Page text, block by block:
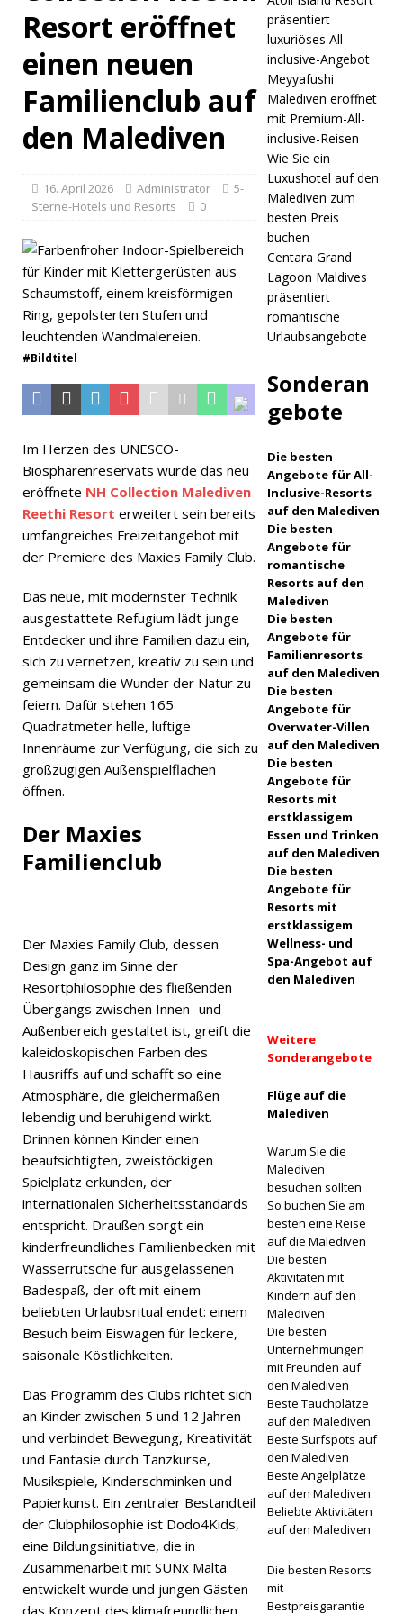
Fest ein
HOTELS
UND
[ 30. April
Das JW
Marriott
Atoll
Island
präsentier
t
luxuriöses
inclusive-
Angebot
5-
UND
Malediven
Premium-
All-
inclusive-
Reisen
RESORTS
[ 29. April
2026 ]
Wie Sie ein
l auf den
zum
besten
Preis
buchen
Resort eröffnet
einen neuen
Familienclub auf
den Malediven
16. April 2026 Administrator
5-
Sterne-Hotels und Resorts
0
#Bildtitel
Im Herzen des UNESCO-
Biosphärenreservats wurde das neu
eröffnete NH Collection Malediven
Reethi Resort erweitert sein bereits
umfangreiches Freizeitangebot mit
der Premiere des Maxies Family Club.
Das neue, mit modernster Technik
ausgestattete Refugium lädt junge
Entdecker und ihre Familien dazu ein,
sich zu vernetzen, kreativ zu sein und
gemeinsam die Wunder der Natur zu
feiern. Dafür stehen 165
Quadratmeter helle, luftige
Innenräume zur Verfügung, die sich zu
großzügigen Außenspielflächen
öffnen.
Der Maxies
Familienclub
Der Maxies Family Club, dessen
Design ganz im Sinne der
Resortphilosophie des fließenden
Übergangs zwischen Innen- und
Außenbereich gestaltet ist, greift die
kaleidoskopischen Farben des
Hausriffs auf und schafft so eine
Atmosphäre, die gleichermaßen
lebendig und beruhigend wirkt.
Drinnen können Kinder einen
beaufsichtigten, zweistöckigen
Spielplatz erkunden, der
internationalen Sicherheitsstandards
entspricht. Draußen sorgt ein
kinderfreundliches Familienbecken mit
Wasserrutsche für ausgelassenen
Badespaß, der oft mit einem
beliebten Urlaubsritual endet: einem
Besuch beim Eiswagen für leckere,
saisonale Köstlichkeiten.
Das Programm des Clubs richtet sich
an Kinder zwischen 5 und 12 Jahren
und verbindet Bewegung, Kreativität
und Fantasie durch Tanzkurse,
Musikspiele, Kinderschminken und
Papierkunst. Ein zentraler Bestandteil
der Clubphilosophie ist Dodo4Kids,
eine Bildungsinitiative, die in
Zusammenarbeit mit SUNx Malta
entwickelt wurde und jungen Gästen
das Konzept des klimafreundlichen
präsentiert
luxuriöses All-
inclusive-Angebot
Meyyafushi
Malediven eröffnet
mit Premium-All-
inclusive-Reisen
Wie Sie ein
Luxushotel auf den
Malediven zum
besten Preis
buchen
Centara Grand
Lagoon Maldives
präsentiert
romantische
Urlaubsangebote
Sonderan
gebote
Die besten
Angebote für All-
Inclusive-Resorts
auf den Malediven
Die besten
Angebote für
romantische
Resorts auf den
Malediven
Die besten
Angebote für
Familienresorts
auf den Malediven
Die besten
Angebote für
Overwater-Villen
auf den Malediven
Die besten
Angebote für
Resorts mit
erstklassigem
Essen und Trinken
auf den Malediven
Die besten
Angebote für
Resorts mit
erstklassigem
Wellness- und
Spa-Angebot auf
den Malediven
Weitere
Sonderangebote
Flüge auf die
Malediven
Warum Sie die
Malediven
besuchen sollten
So buchen Sie am
besten eine Reise
auf die Malediven
Die besten
Aktivitäten mit
Kindern auf den
Malediven
Die besten
Unternehmungen
mit Freunden auf
den Malediven
Beste Tauchplätze
auf den Malediven
Beste Surfspots auf
den Malediven
Beste Angelplätze
auf den Malediven
Beliebte Aktivitäten
auf den Malediven
Die besten Resorts
mit
Bestpreisgarantie